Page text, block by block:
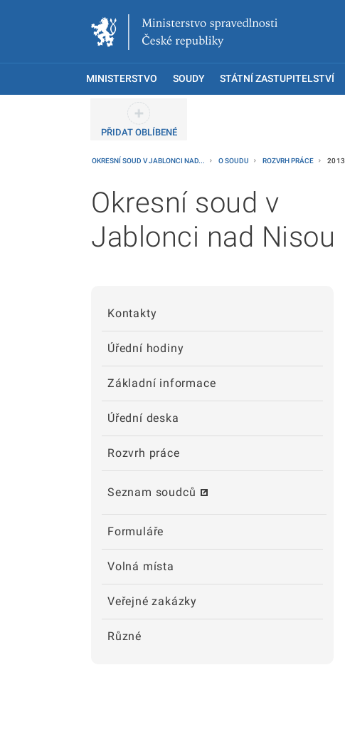
MINISTERSTVO SOUDY STÁTNÍ ZASTUPITELSTVÍ
PŘIDAT OBLÍBENÉ
OKRESNÍ SOUD V JABLONCI NAD... O SOUDU ROZVRH PRÁCE 2013
Okresní soud v
Jablonci nad Nisou
Kontakty
Úřední hodiny
Základní informace
Úřední deska
Rozvrh práce
Seznam soudců
Formuláře
Volná místa
Veřejné zakázky
Různé